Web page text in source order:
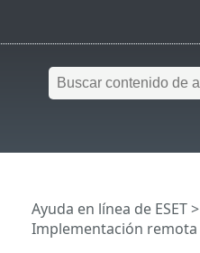
Ayuda en línea de ESET>
Implementación remota